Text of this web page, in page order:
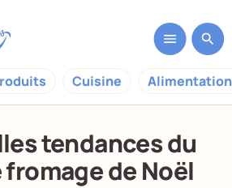
Cuisine
tendances du
de Noël